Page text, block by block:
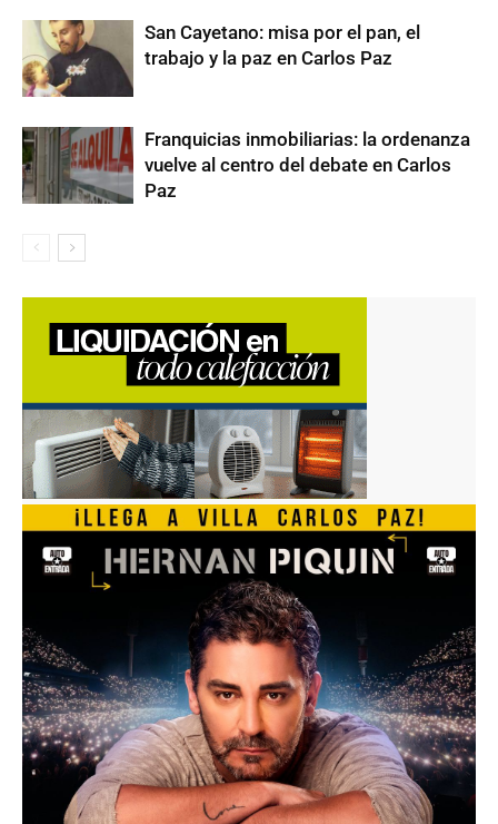
San Cayetano: misa por el pan, el
trabajo y la paz en Carlos Paz
Franquicias inmobiliarias: la ordenanza
vuelve al centro del debate en Carlos
Paz